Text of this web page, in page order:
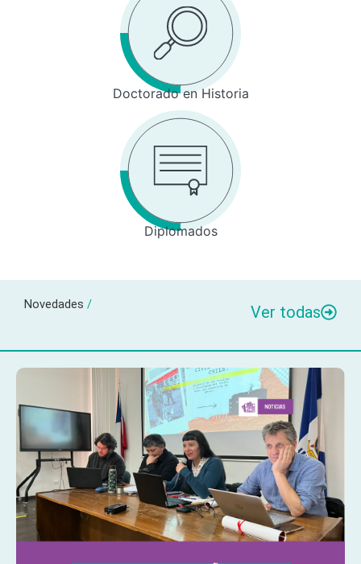
Doctorado en Historia
Diplomados
Novedades / Ver todas